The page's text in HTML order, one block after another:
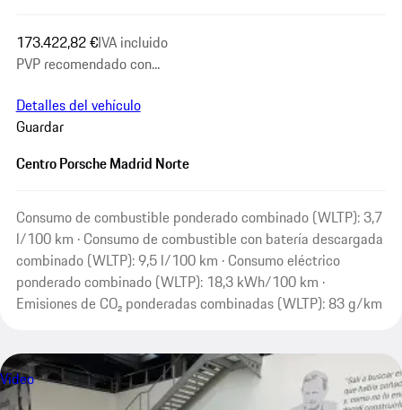
173.422,82 €IVA incluido
PVP recomendado con...
Detalles del vehículo
Guardar
Centro Porsche Madrid Norte
Consumo de combustible ponderado combinado (WLTP): 3,7
l/100 km · Consumo de combustible con batería descargada
combinado (WLTP): 9,5 l/100 km · Consumo eléctrico
ponderado combinado (WLTP): 18,3 kWh/100 km ·
Emisiones de CO₂ ponderadas combinadas (WLTP): 83 g/km
Vídeo